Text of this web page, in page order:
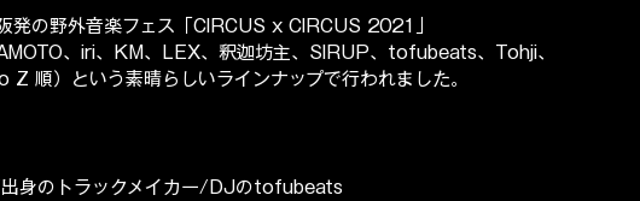
の野外音楽フェス「CIRCUS x CIRCUS 2021」
、iri、KM、LEX、釈迦坊主、SIRUP、tofubeats、Tohji、
順）という素晴らしいラインナップで行われました。
出身のトラックメイカー/DJのtofubeats